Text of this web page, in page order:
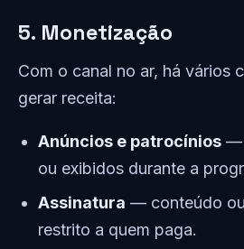
5. Monetização
Com o canal no ar, há vários
gerar receita:
Anúncios e patrocínios —
ou exibidos durante a
Assinatura — conteúdo
restrito a quem paga.